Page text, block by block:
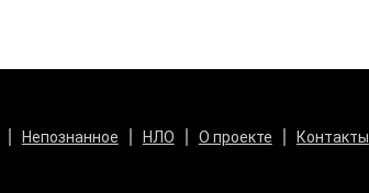
Непознанное НЛО О проекте Контакты